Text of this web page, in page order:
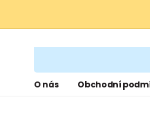
O nás Obchodní